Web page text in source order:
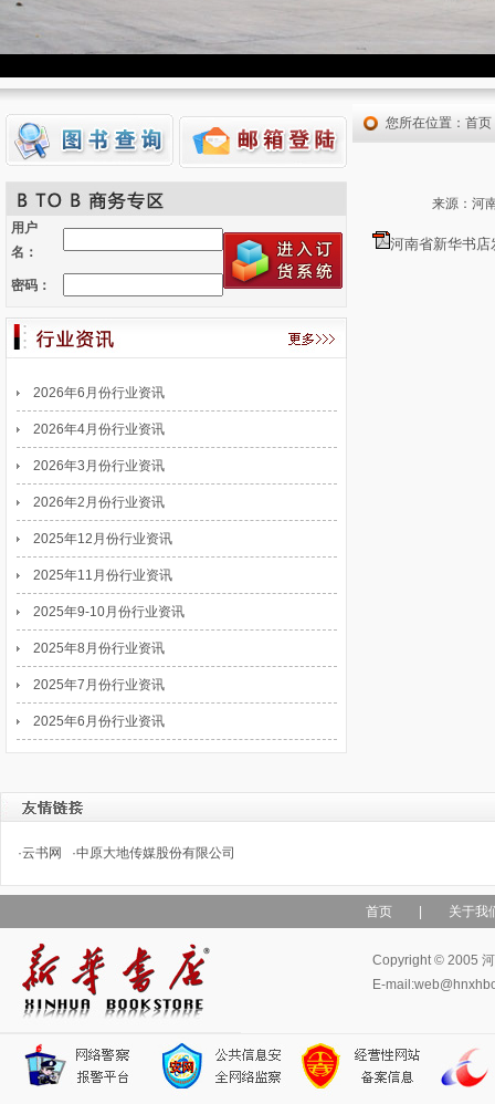
用户
名：
密码：
2026年6月份行业资讯
2026年4月份行业资讯
2026年3月份行业资讯
2026年2月份行业资讯
2025年12月份行业资讯
2025年11月份行业资讯
2025年9-10月份行业资讯
2025年8月份行业资讯
2025年7月份行业资讯
2025年6月份行业资讯
您所在位置： 首页
来源：河
河南省新华书
·云书网 ·中原大地传媒股份有限公司
首页| 关于我
Copyright © 2005
E-